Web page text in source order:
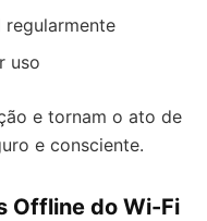
regularmente
uso
e tornam o ato de
e consciente.
Offline do Wi-Fi